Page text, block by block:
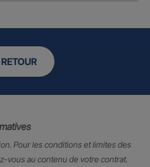
RETOUR
Pour les conditions et limites des
vous au contenu de votre contrat.